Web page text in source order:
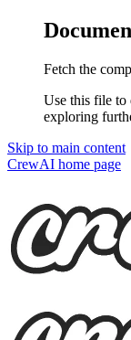
Fetch the
Use this file to
exploring
Skip to main content
CrewAI home page